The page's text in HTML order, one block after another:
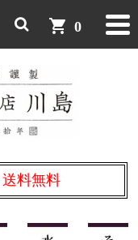
shopping_cart 0
送料無料